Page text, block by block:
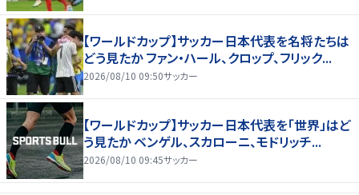
【ワールドカップ】サッカー日本代表を名将たちは
どう見たか ファン・ハール、クロップ、フリック...
2026/08/10 09:50サッカー
【ワールドカップ】サッカー日本代表を「世界」はど
う見たか ベンゲル、スカローニ、モドリッチ...
2026/08/10 09:45サッカー